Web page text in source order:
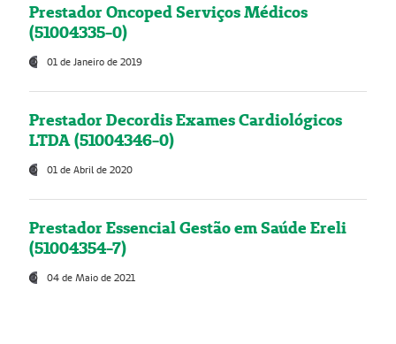
Prestador Oncoped Serviços Médicos
(51004335-0)
01 de Janeiro de 2019
Prestador Decordis Exames Cardiológicos
LTDA (51004346-0)
01 de Abril de 2020
Prestador Essencial Gestão em Saúde Ereli
(51004354-7)
04 de Maio de 2021